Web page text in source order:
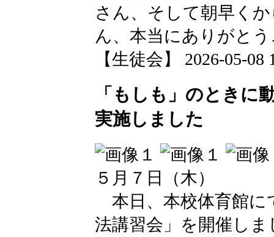
さん、そして朝早く
ん、本当にありがと
【生徒会】 2026-05-08
「もしも」のときに
実施しました
５月７日（木）
本日、本校体育館に
法講習会」を開催しま